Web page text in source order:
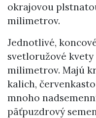
okrajovou
milimetrov.
Jednotlivé,
svetloružové kvety
milimetrov. Majú
kalich,
mnoho
päťpuzdrový